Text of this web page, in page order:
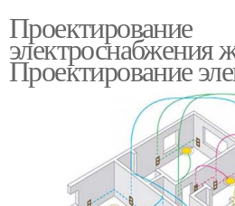
Проектирование
электроснабжения
Проектирование